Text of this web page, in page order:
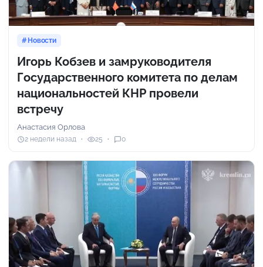
Новости
Игорь Кобзев и замруководителя
Государственного комитета по делам
национальностей КНР провели
встречу
Анастасия Орлова
2 недели назад 25 0